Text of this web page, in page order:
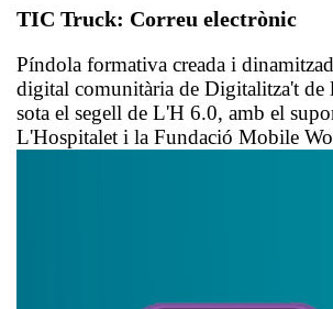
TIC Truck: Correu electrònic
Píndola formativa creada i
digital comunitària de Digitalitza't de
sota el segell de L'H 6.0, amb el
L'Hospitalet i la Fundació Mobile